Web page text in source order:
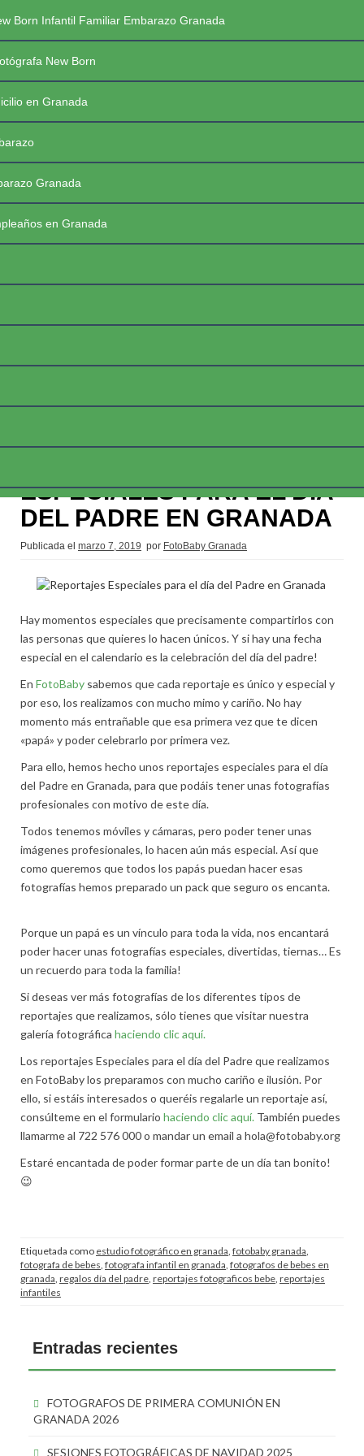
al
contenido
Born Infantil Familiar Embarazo Granada
New Born
en Granada
Granada
en Granada
PREGUNTAS FRECUENTES SESIONES
PRIMERAS COMUNIONES 2026
FotoBaby Granada
ESPECIALES PARA EL DÍA
DEL PADRE EN GRANADA
Publicada el marzo 7, 2019 por FotoBaby Granada
Hay momentos especiales que precisamente compartirlos con
las personas que quieres lo hacen únicos. Y si hay una fecha
especial en el calendario es la celebración del día del padre!
En FotoBaby sabemos que cada reportaje es único y especial y
por eso, los realizamos con mucho mimo y cariño. No hay
momento más entrañable que esa primera vez que te dicen
«papá» y poder celebrarlo por primera vez.
Para ello, hemos hecho unos reportajes especiales para el día
del Padre en Granada, para que podáis tener unas fotografías
profesionales con motivo de este día.
Todos tenemos móviles y cámaras, pero poder tener unas
imágenes profesionales, lo hacen aún más especial. Así que
como queremos que todos los papás puedan hacer esas
fotografías hemos preparado un pack que seguro os encanta.
Porque un papá es un vínculo para toda la vida, nos encantará
poder hacer unas fotografías especiales, divertidas, tiernas… Es
un recuerdo para toda la familia!
Si deseas ver más fotografías de los diferentes tipos de
reportajes que realizamos, sólo tienes que visitar nuestra
galería fotográfica haciendo clic aquí.
Los reportajes Especiales para el día del Padre que realizamos
en FotoBaby los preparamos con mucho cariño e ilusión. Por
ello, si estáis interesados o queréis regalarle un reportaje así,
consúlteme en el formulario haciendo clic aquí. También puedes
llamarme al 722 576 000 o mandar un email a hola@fotobaby.org
Estaré encantada de poder formar parte de un día tan bonito!
😉
Etiquetada como estudio fotográfico en granada, fotobaby granada,
fotografa de bebes, fotografa infantil en granada, fotografos de bebes en
granada, regalos día del padre, reportajes fotograficos bebe, reportajes
infantiles
Entradas recientes
FOTOGRAFOS DE PRIMERA COMUNIÓN EN
GRANADA 2026
SESIONES FOTOGRÁFICAS DE NAVIDAD 2025